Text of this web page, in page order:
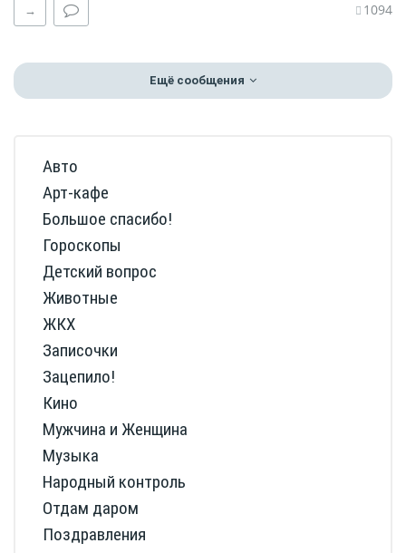
→ 1094
Ещё сообщения
Авто
Арт-кафе
Большое спасибо!
Гороскопы
Детский вопрос
Животные
ЖКХ
Записочки
Зацепило!
Кино
Мужчина и Женщина
Музыка
Народный контроль
Отдам даром
Поздравления